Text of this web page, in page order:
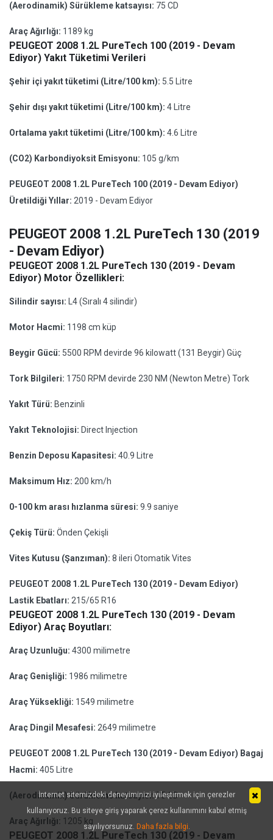
(Aerodinamik) Sürükleme katsayısı: 75 CD
Araç Ağırlığı: 1189 kg
PEUGEOT 2008 1.2L PureTech 100 (2019 - Devam
Ediyor) Yakıt Tüketimi Verileri
Şehir içi yakıt tüketimi (Litre/100 km): 5.5 Litre
Şehir dışı yakıt tüketimi (Litre/100 km): 4 Litre
Ortalama yakıt tüketimi (Litre/100 km): 4.6 Litre
(CO2) Karbondiyoksit Emisyonu: 105 g/km
PEUGEOT 2008 1.2L PureTech 100 (2019 - Devam Ediyor)
Üretildiği Yıllar: 2019 - Devam Ediyor
PEUGEOT 2008 1.2L PureTech 130 (2019
- Devam Ediyor)
PEUGEOT 2008 1.2L PureTech 130 (2019 - Devam
Ediyor) Motor Özellikleri:
Silindir sayısı: L4 (Sıralı 4 silindir)
Motor Hacmi: 1198 cm küp
Beygir Gücü: 5500 RPM devirde 96 kilowatt (131 Beygir) Güç
Tork Bilgileri: 1750 RPM devirde 230 NM (Newton Metre) Tork
Yakıt Türü: Benzinli
Yakıt Teknolojisi: Direct Injection
Benzin Deposu Kapasitesi: 40.9 Litre
Maksimum Hız: 200 km/h
0-100 km arası hızlanma süresi: 9.9 saniye
Çekiş Türü: Önden Çekişli
Vites Kutusu (Şanzıman): 8 ileri Otomatik Vites
PEUGEOT 2008 1.2L PureTech 130 (2019 - Devam Ediyor)
Lastik Ebatları: 215/65 R16
PEUGEOT 2008 1.2L PureTech 130 (2019 - Devam
Ediyor) Araç Boyutları:
Araç Uzunluğu: 4300 milimetre
Araç Genişliği: 1986 milimetre
Araç Yüksekliği: 1549 milimetre
Araç Dingil Mesafesi: 2649 milimetre
PEUGEOT 2008 1.2L PureTech 130 (2019 - Devam Ediyor) Bagaj
Hacmi: 405 Litre
(Aerodinamik) Sürükleme katsayısı:75 CD
Araç Ağırlığı: 1205 kg
PEUGEOT 2008 1.2L PureTech 130 (2019 - Devam
İnternet sitemizdeki deneyiminizi iyileştirmek için çerezler
kullanıyoruz. Bu siteye giriş yaparak çerez kullanımını kabul etmiş
sayılıyorsunuz. Daha fazla bilgi.